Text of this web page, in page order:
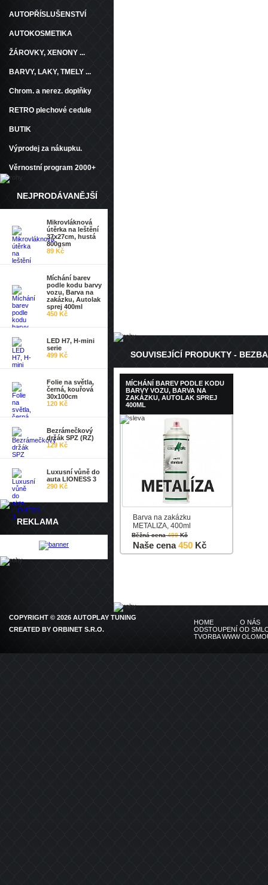
SOUVISEJÍCÍ PRODUKTY -
MÍCHÁNÍ BAREV PODLE KODU
BARVY VOZU, BARVA NA
ZAKÁZKU, AUTOLAK SPREJ
400ML
Barva na zakázku
METALIZA, 400ml
Běžná cena499Kč
Naše cena450 Kč
AUTOPŘÍSLUŠENSTVÍ
AUTOKOSMETIKA
ŽÁROVKY, XENONY ...
BARVY, LAKY, TMELY ...
Chrom. a nerez. doplňky
RETRO plechové cedule
BUTIK
Výprodej za nákupku.
Věrnostní program 2000+
NEJPRODÁVANĚJŠÍ
Mikrovláknová
útěrka na leštění
37x27cm, hustá
800gsm
89 Kč
Míchání barev
podle kodu barvy
vozu, Barva na
zakázku, Autolak
sprej 400ml
450 Kč
LED H7, H-mini
serie
499 Kč
Folie na světla,
černá, kouřová
30x100cm
120 Kč
Bezrámečkový
držák SPZ (RZ)
129 Kč
Luxusní vůně do
auta LIONESS 3
290 Kč
REKLAMA
COPYRIGHT © 2026 AUTOPLAY TUNING
CREATED BY ORBINET S.R.O.
HOME
O NÁS
ODSTOUPENÍ OD
TVORBA WWW